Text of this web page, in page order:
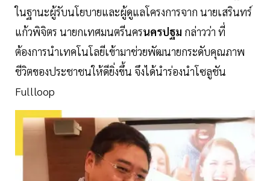
ในฐานะผู้รับนโยบายและผู้ดูแลโครงการจาก นายเสรินทร์
แก้วพิจิตร นายกเทศมนตรีนครนครปฐม กล่าวว่า ที่
ต้องการนำเทคโนโลยีเข้ามาช่วยพัฒนายกระดับคุณภาพ
ชีวิตของประชาชนให้ดียิ่งขึ้น จึงได้นำร่องนำโซลูชัน
Fullloop